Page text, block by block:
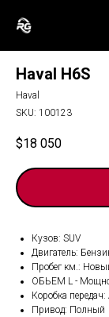
Haval H6S
Haval
SKU: 100123
$18 050
Кузов: SUV
Двигатель:
Пробег км.:
ОБЬЕМ L -
Коробка
Привод: Полный